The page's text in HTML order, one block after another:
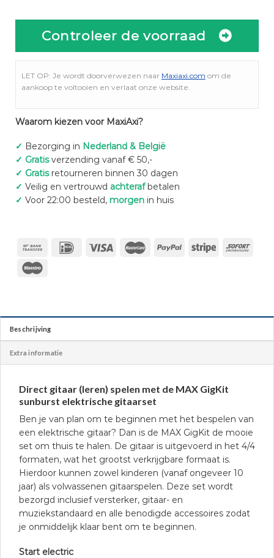
Controleer de voorraad
LET OP: Je wordt doorverwezen naar Maxiaxi.com om de
aankoop te voltooien en verlaat onze website.
Waarom kiezen voor MaxiAxi?
✓ Bezorging in Nederland & België
✓ Gratisverzending vanaf € 50,-
✓ Gratisretourneren binnen 30 dagen
✓ Veilig en vertrouwd achterafbetalen
✓ Voor 22:00 besteld, morgenin huis
Beschrijving
Extra informatie
Direct gitaar (leren) spelen met de MAX GigKit
sunburst elektrische gitaarset
Ben je van plan om te beginnen met het bespelen van
een elektrische gitaar? Dan is de MAX GigKit de mooie
set om thuis te halen. De gitaar is uitgevoerd in het 4/4
formaten, wat het grootst verkrijgbare formaat is.
Hierdoor kunnen zowel kinderen (vanaf ongeveer 10
jaar) als volwassenen gitaarspelen. Deze set wordt
bezorgd inclusief versterker, gitaar- en
muziekstandaard en alle benodigde accessoires zodat
je onmiddelijk klaar bent om te beginnen.
Start electric